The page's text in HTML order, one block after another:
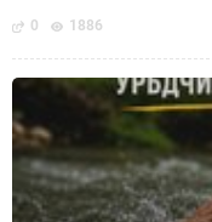
0 1886